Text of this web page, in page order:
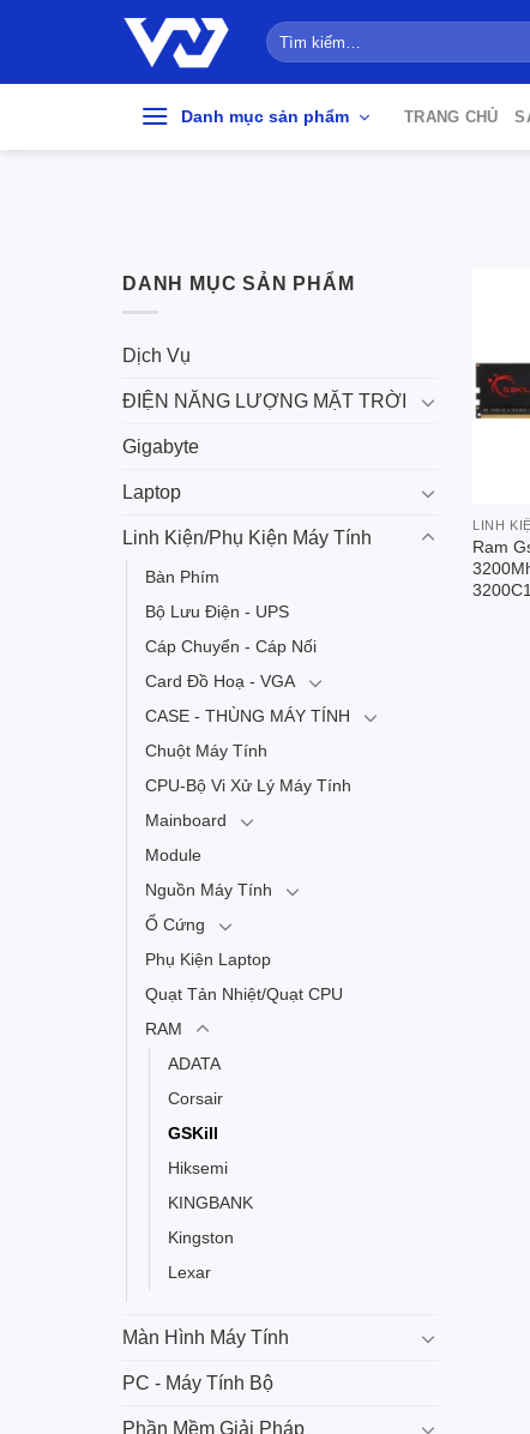
Tìm
kiếm:
Danh mục sản phẩm TRANG CHỦ
DANH MỤC SẢN PHẨM
Dịch Vụ
ĐIỆN NĂNG LƯỢNG MẶT TRỜI
Gigabyte
Laptop
Linh Kiện/Phụ Kiện Máy Tính
Bàn Phím
Bộ Lưu Điện - UPS
Cáp Chuyển - Cáp Nối
Card Đồ Hoạ - VGA
CASE - THÙNG MÁY TÍNH
Chuột Máy Tính
CPU-Bộ Vi Xử Lý Máy Tính
Mainboard
Module
Nguồn Máy Tính
Ổ Cứng
Phụ Kiện Laptop
Quạt Tản Nhiệt/Quạt CPU
RAM
ADATA
Corsair
GSKill
Hiksemi
KINGBANK
Kingston
Lexar
Màn Hình Máy Tính
PC - Máy Tính Bộ
Phần Mềm Giải Pháp
LINH
Ram